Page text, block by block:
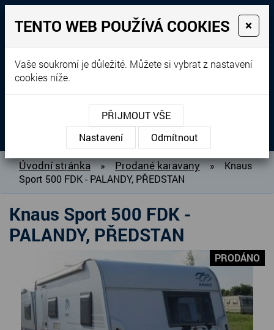
Prodej, dovoz, výkup a
pronájem karavanů
+420 604 760 364
MENU
O NÁS
BAZAR KARAVANŮ
PRODANÉ KARAVANY
PŮJČOVNA KARAVANŮ
DOPLŇKY PRO KARAVANY
SERVIS KARAVANŮ
KONTAKT
Úvodní stránka » Prodané karavany »
Knaus
Sport 500 FDK - PALANDY, PŘEDSTAN
Knaus Sport 500 FDK -
PALANDY, PŘEDSTAN
PRODÁNO
TENTO WEB POUŽÍVÁ COOKIES ×
Vaše soukromí je důležité. Můžete si vybrat z nastavení
cookies níže.
PŘIJMOUT VŠE
Nastavení
Odmítnout